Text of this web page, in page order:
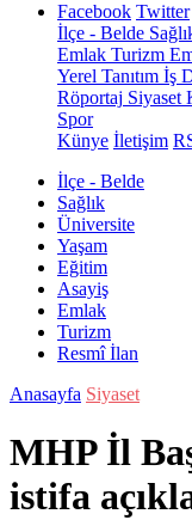
Facebook Twitter
İlçe - Belde
Emlak Turizm
Yerel Tanıtım İş
Röportaj Siyaset
Spor
Künye İletişim
İlçe - Belde
Sağlık
Üniversite
Yaşam
Eğitim
Asayiş
Emlak
Turizm
Resmî İlan
Anasayfa Siyaset
MHP İl
istifa